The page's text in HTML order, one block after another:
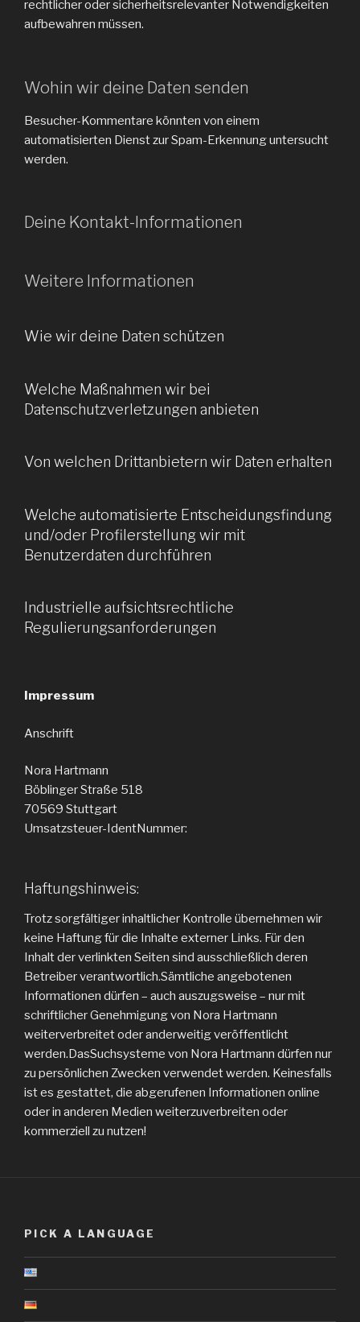
rechtlicher oder sicherheitsrelevanter Notwendigkeiten
aufbewahren müssen.
Wohin wir deine Daten senden
Besucher-Kommentare könnten von einem
automatisierten Dienst zur Spam-Erkennung untersucht
werden.
Deine Kontakt-Informationen
Weitere Informationen
Wie wir deine Daten schützen
Welche Maßnahmen wir bei
Datenschutzverletzungen anbieten
Von welchen Drittanbietern wir Daten erhalten
Welche automatisierte Entscheidungsfindung
und/oder Profilerstellung wir mit
Benutzerdaten durchführen
Industrielle aufsichtsrechtliche
Regulierungsanforderungen
Impressum
Anschrift
Nora Hartmann
Böblinger Straße 518
70569 Stuttgart
Umsatzsteuer-IdentNummer:
Haftungshinweis:
Trotz sorgfältiger inhaltlicher Kontrolle übernehmen wir
keine Haftung für die Inhalte externer Links. Für den
Inhalt der verlinkten Seiten sind ausschließlich deren
Betreiber verantwortlich.Sämtliche angebotenen
Informationen dürfen – auch auszugsweise – nur mit
schriftlicher Genehmigung von Nora Hartmann
weiterverbreitet oder anderweitig veröffentlicht
werden.DasSuchsysteme von Nora Hartmann dürfen nur
zu persönlichen Zwecken verwendet werden. Keinesfalls
ist es gestattet, die abgerufenen Informationen online
oder in anderen Medien weiterzuverbreiten oder
kommerziell zu nutzen!
PICK A LANGUAGE